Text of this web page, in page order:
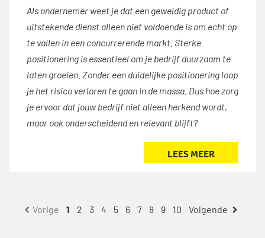
Als ondernemer weet je dat een geweldig product of
uitstekende dienst alleen niet voldoende is om echt op
te vallen in een concurrerende markt. Sterke
positionering is essentieel om je bedrijf duurzaam te
laten groeien. Zonder een duidelijke positionering loop
je het risico verloren te gaan in de massa. Dus hoe zorg
je ervoor dat jouw bedrijf niet alleen herkend wordt,
maar ook onderscheidend en relevant blijft?
LEES MEER
1 2 3 4 5 6 7 8 9 10